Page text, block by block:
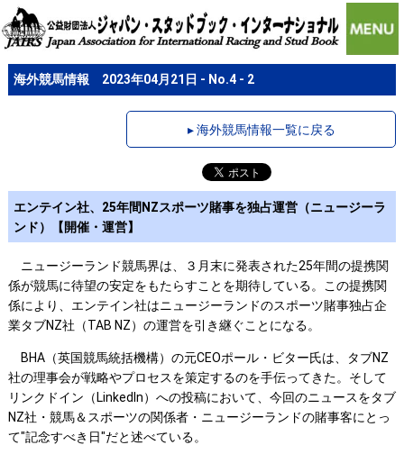
海外競馬情報 2023年04月21日 - No.4 - 2
▸ 海外競馬情報一覧に戻る
エンテイン社、25年間NZスポーツ賭事を独占運営（ニュージーラ
ンド）【開催・運営】
ニュージーランド競馬界は、３月末に発表された25年間の提携関
係が競馬に待望の安定をもたらすことを期待している。この提携関
係により、エンテイン社はニュージーランドのスポーツ賭事独占企
業タブNZ社（TAB NZ）の運営を引き継ぐことになる。
BHA（英国競馬統括機構）の元CEOポール・ビター氏は、タブNZ
社の理事会が戦略やプロセスを策定するのを手伝ってきた。そして
リンクドイン（LinkedIn）への投稿において、今回のニュースをタブ
NZ社・競馬＆スポーツの関係者・ニュージーランドの賭事客にとっ
て"記念すべき日"だと述べている。